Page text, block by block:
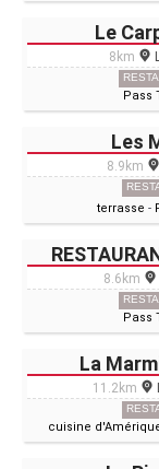
Le
8km
Pass
Les
8.9km
terrasse -
8.6km
Pass
La
11.2km
cuisine